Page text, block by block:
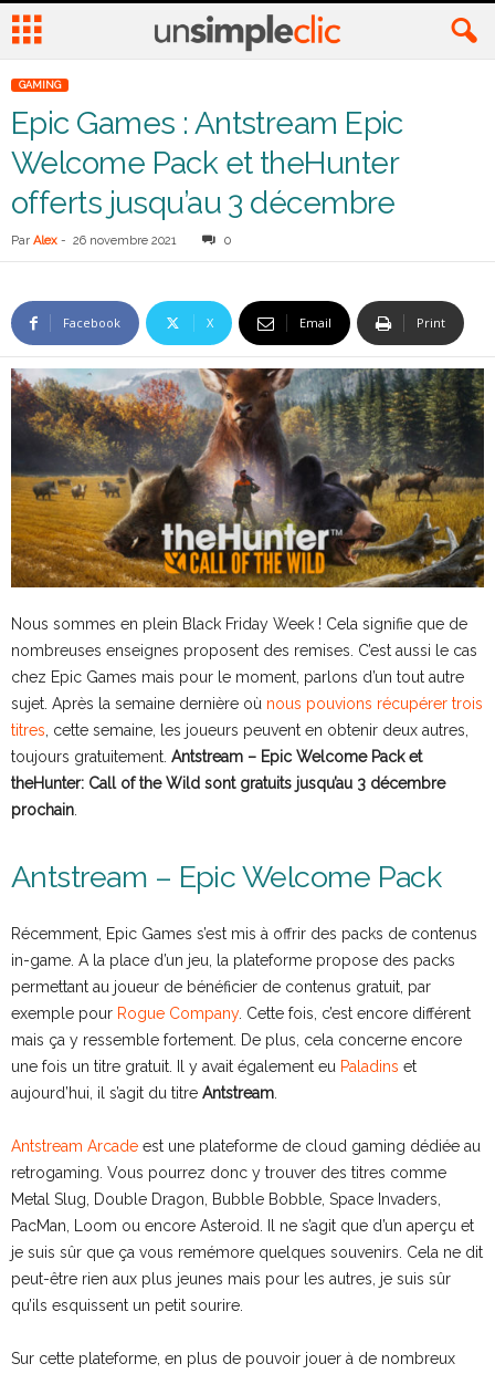
GAMING
Epic Games : Antstream Epic
Welcome Pack et theHunter
offerts jusqu’au 3 décembre
Par Alex - 26 novembre 2021 0
Facebook X Email Print
Nous sommes en plein Black Friday Week ! Cela signifie que de
nombreuses enseignes proposent des remises. C’est aussi le cas
chez Epic Games mais pour le moment, parlons d’un tout autre
sujet. Après la semaine dernière où nous pouvions récupérer trois
titres , cette semaine, les joueurs peuvent en obtenir deux autres,
toujours gratuitement. Antstream – Epic Welcome Pack et
theHunter: Call of the Wild sont gratuits jusqu’au 3 décembre
prochain
Antstream – Epic Welcome Pack
Récemment, Epic Games s’est mis à offrir des packs de contenus
in-game. A la place d’un jeu, la plateforme propose des packs
permettant au joueur de bénéficier de contenus gratuit, par
exemple pour Rogue Company. Cette fois, c’est encore différent
mais ça y ressemble fortement. De plus, cela concerne encore
une fois un titre gratuit. Il y avait également eu Paladins et
aujourd’hui, il s’agit du titre Antstream
Antstream Arcade est une plateforme de cloud gaming dédiée au
retrogaming. Vous pourrez donc y trouver des titres comme
Metal Slug, Double Dragon, Bubble Bobble, Space Invaders,
PacMan, Loom ou encore Asteroid. Il ne s’agit que d’un aperçu et
je suis sûr que ça vous remémore quelques souvenirs. Cela ne dit
peut-être rien aux plus jeunes mais pour les autres, je suis sûr
qu’ils esquissent un petit sourire.
Sur cette plateforme, en plus de pouvoir jouer à de nombreux